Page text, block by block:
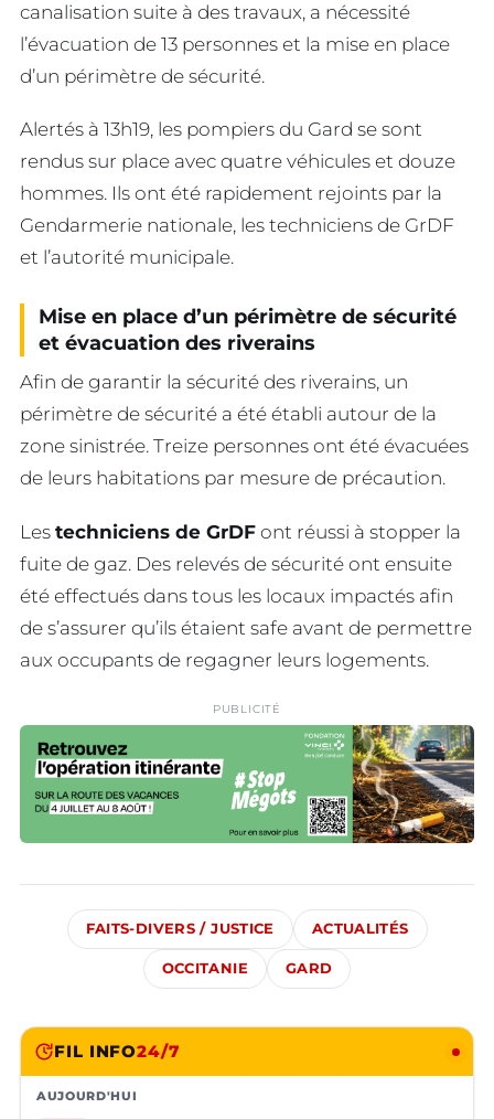
canalisation suite à des travaux, a nécessité
l’évacuation de 13 personnes et la mise en place
d’un périmètre de sécurité.
Alertés à 13h19, les pompiers du Gard se sont
rendus sur place avec quatre véhicules et douze
hommes. Ils ont été rapidement rejoints par la
Gendarmerie nationale, les techniciens de GrDF
et l’autorité municipale.
Mise en place d’un périmètre de sécurité
et évacuation des riverains
Afin de garantir la sécurité des riverains, un
périmètre de sécurité a été établi autour de la
zone sinistrée. Treize personnes ont été évacuées
de leurs habitations par mesure de précaution.
Les techniciens de GrDF ont réussi à stopper la
fuite de gaz. Des relevés de sécurité ont ensuite
été effectués dans tous les locaux impactés afin
de s’assurer qu’ils étaient safe avant de permettre
aux occupants de regagner leurs logements.
PUBLICITÉ
FAITS-DIVERS / JUSTICE ACTUALITÉS
OCCITANIE GARD
FIL INFO24/7
AUJOURD'HUI